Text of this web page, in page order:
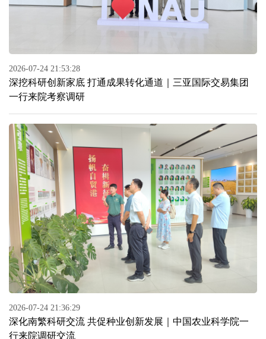
2026-07-24 21:53:28
深挖科研创新家底 打通成果转化通道｜三亚国际交易集团
一行来院考察调研
2026-07-24 21:36:29
深化南繁科研交流 共促种业创新发展｜中国农业科学院一
行来院调研交流